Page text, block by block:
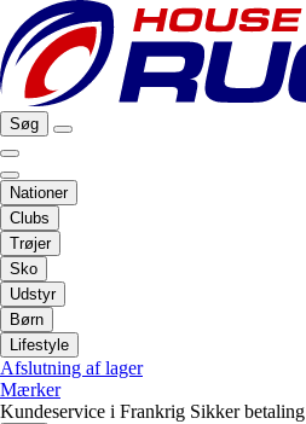
Søg
Nationer
Clubs
Trøjer
Sko
Udstyr
Børn
Lifestyle
Afslutning af lager
Mærker
Kundeservice i Frankrig Sikker betaling